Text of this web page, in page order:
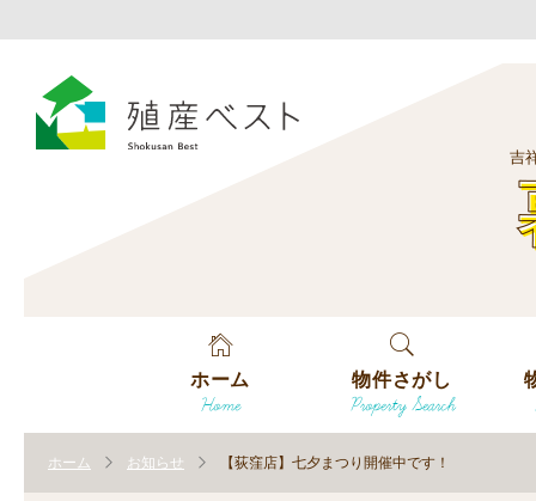
吉
ホーム
Home
物件さがし
Property Search
ホーム お知らせ 【荻窪店】七夕まつり開催中です！